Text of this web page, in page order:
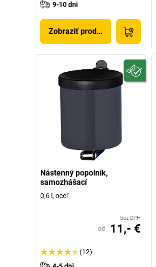
9-10 dni
Zobraziť produkt
Nástenný popolník,
samozhášací
0,6 l, oceľ
bez DPH
od 11,- €
(12)